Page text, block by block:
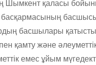
Шымкент қаласы
басшылары
және
емес ұйым